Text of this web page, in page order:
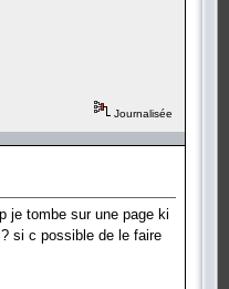
Journalisée
je tombe sur une page ki
si c possible de le faire